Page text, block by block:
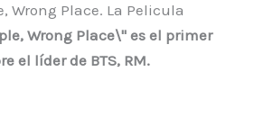
Wrong Place. La Pelicula
Wrong Place\" es el primer
el líder de BTS, RM.